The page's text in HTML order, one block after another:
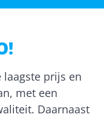
prijs en
met een
Daarnaast